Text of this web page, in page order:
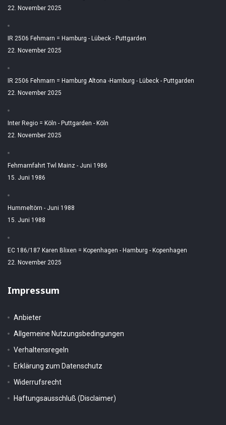
22. November 2025
IR 2506 Fehmarn = Hamburg - Lübeck - Puttgarden
22. November 2025
IR 2506 Fehmarn = Hamburg Altona -Hamburg - Lübeck - Puttgarden
22. November 2025
Inter Regio = Köln - Puttgarden - Köln
22. November 2025
Fehmarnfahrt Twl Mainz - Juni 1986
15. Juni 1986
Hummeltörn - Juni 1988
15. Juni 1988
EC 186/187 Karen Blixen = Kopenhagen - Hamburg - Kopenhagen
22. November 2025
Impressum
Anbieter
Allgemeine Nutzungsbedingungen
Verhaltensregeln
Erklärung zum Datenschutz
Widerrufsrecht
Haftungsausschluß (Disclaimer)